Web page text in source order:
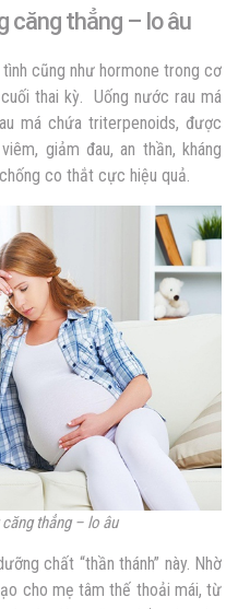
căng thẳng – lo âu
cũng như hormone trong cơ
thai kỳ. Uống nước rau má
má chứa triterpenoids, được
giảm đau, an thần, kháng
co thắt cực hiệu quả.
thẳng – lo âu
chất “thần thánh” này. Nhờ
cho mẹ tâm thế thoải mái, từ